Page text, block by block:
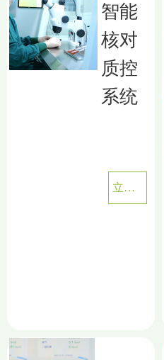
立即查看
智能
核对
质控
系统